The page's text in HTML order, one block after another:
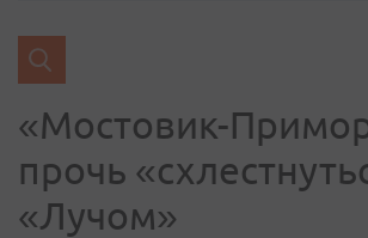
«Мостовик-
прочь
«Лучом»